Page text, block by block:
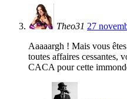
Theo31 27
Aaaaargh ! Mais vous
toutes affaires cessantes,
CACA pour cette